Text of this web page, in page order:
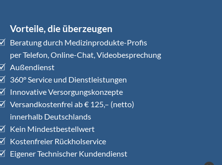
Vorteile, die überzeugen
Beratung durch Medizinprodukte-Profis
per Telefon, Online-Chat, Videobesprechung
Außendienst
360° Service und Dienstleistungen
Innovative Versorgungskonzepte
Versandkostenfrei ab € 125,– (netto)
innerhalb Deutschlands
Kein Mindestbestellwert
Kostenfreier Rückholservice
Eigener Technischer Kundendienst